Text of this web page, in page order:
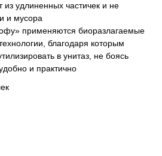
из удлиненных частичек и не
и мусора
применяются биоразлагаемые
благодаря которым
в унитаз, не боясь
и практично